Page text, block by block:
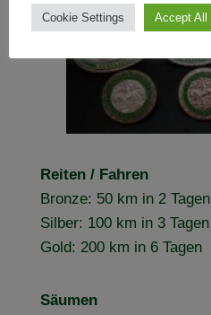
Reiten / Fahren
Bronze: 50 km in 2 Tagen
Silber: 100 km in 3 Tagen
Gold: 200 km in 6 Tagen
Säumen
Cookie Settings Accept All